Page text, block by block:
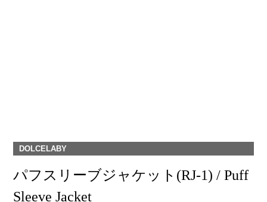
DOLCELABY
パフスリーブジャケット(RJ-1) / Puff
Sleeve Jacket